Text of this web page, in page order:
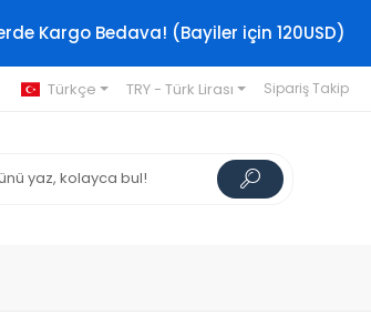
Kargo Bedava! (Bayiler için 120USD)
Türkçe TRY - Türk Lirası Sipariş Takip